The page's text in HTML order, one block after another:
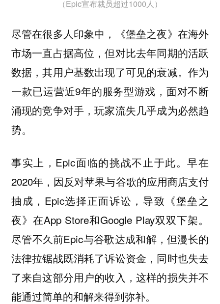
（Epic宣布裁员超过1000人）
尽管在很多人印象中，《堡垒之夜》在海外
市场一直占据高位，但对比去年同期的活跃
数据，其用户基数出现了可见的衰减。作为
一款已运营近9年的服务型游戏，面对不断
涌现的竞争对手，玩家流失几乎成为必然趋
势。
事实上，Epic面临的挑战不止于此。早在
2020年，因反对苹果与谷歌的应用商店支付
抽成，Epic选择正面诉讼，导致《堡垒之
夜》在App Store和Google Play双双下架。
尽管不久前Epic与谷歌达成和解，但漫长的
法律拉锯战既消耗了诉讼资金，同时也失去
了来自这部分用户的收入，这样的损失并不
能通过简单的和解来得到弥补。